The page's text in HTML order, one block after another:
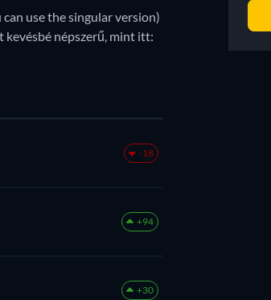
use the singular version)
népszerű, mint itt:
-18
+94
+30